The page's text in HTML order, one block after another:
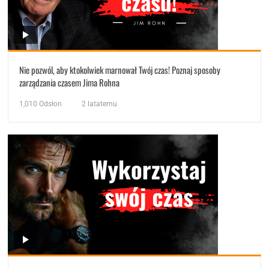
Nie pozwól, aby ktokolwiek marnował Twój czas! Poznaj sposoby
zarządzania czasem Jima Rohna
1,010 Odsłon 2 latatemu